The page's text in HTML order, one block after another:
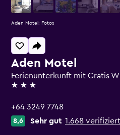
Aden Motel
Ferienunterkunft mit Gratis
3 Sterne
+64 3249 7748
8,6 Sehr gut 1.668
Aden Motel: Fotos